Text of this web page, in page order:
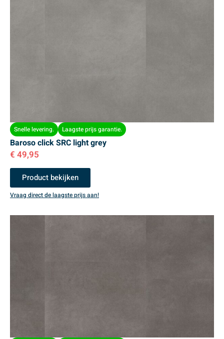
Snelle levering. Laagste prijs garantie.
Baroso click SRC light grey
€ 49,95
Product bekijken
Vraag direct de laagste prijs aan!